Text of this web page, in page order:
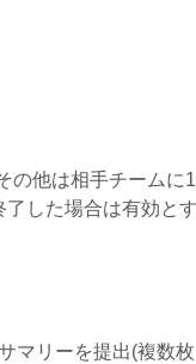
の他は相手チームに
した場合は有効と
マリーを提出(複数